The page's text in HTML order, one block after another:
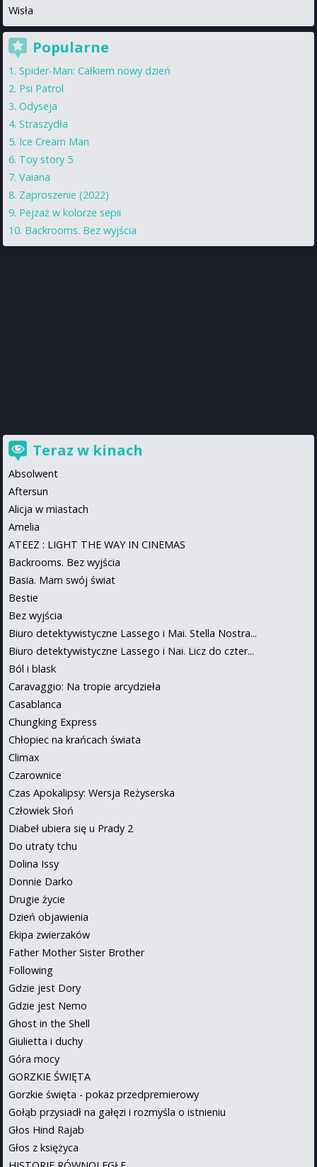
Wisła
Popularne
Spider-Man: Całkiem nowy dzień
Psi Patrol
Odyseja
Straszydła
Ice Cream Man
Toy story 5
Vaiana
Zaproszenie (2022)
Pejzaż w kolorze sepii
Backrooms. Bez wyjścia
Teraz w kinach
Absolwent
Aftersun
Alicja w miastach
Amelia
ATEEZ : LIGHT THE WAY IN CINEMAS
Backrooms. Bez wyjścia
Basia. Mam swój świat
Bestie
Bez wyjścia
Biuro detektywistyczne Lassego i Mai. Stella Nostra...
Biuro detektywistyczne Lassego i Nai. Licz do czter...
Ból i blask
Caravaggio: Na tropie arcydzieła
Casablanca
Chungking Express
Chłopiec na krańcach świata
Climax
Czarownice
Czas Apokalipsy: Wersja Reżyserska
Człowiek Słoń
Diabeł ubiera się u Prady 2
Do utraty tchu
Dolina Issy
Donnie Darko
Drugie życie
Dzień objawienia
Ekipa zwierzaków
Father Mother Sister Brother
Following
Gdzie jest Dory
Gdzie jest Nemo
Ghost in the Shell
Giulietta i duchy
Góra mocy
GORZKIE ŚWIĘTA
Gorzkie święta - pokaz przedpremierowy
Gołąb przysiadł na gałęzi i rozmyśla o istnieniu
Głos Hind Rajab
Głos z księżyca